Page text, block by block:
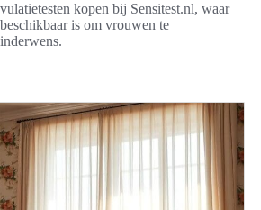
kopen bij Sensitest.nl, waar
is om vrouwen te